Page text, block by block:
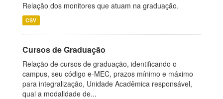
Relação dos monitores que atuam na graduação.
CSV
Cursos de Graduação
Relação de cursos de graduação, identificando o
campus, seu código e-MEC, prazos mínimo e máximo
para integralização, Unidade Acadêmica responsável,
qual a modalidade de...